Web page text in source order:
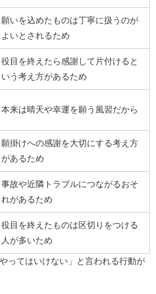
願いを込めたものは丁寧に扱うのが
よいとされるため
役目を終えたら感謝して片付けると
いう考え方があるため
本来は晴天や幸運を願う風習だから
願掛けへの感謝を大切にする考え方
があるため
事故や近隣トラブルにつながるおそ
れがあるため
役目を終えたものは区切りをつける
人が多いため
ってはいけない」と言われる行動が